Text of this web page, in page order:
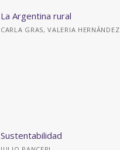
La Argentina rural
CARLA GRAS, VALERIA HERNÁNDEZ
Sustentabilidad